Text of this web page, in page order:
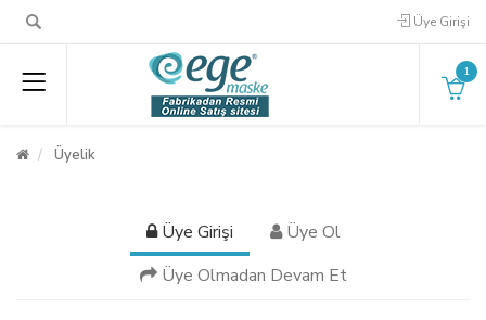
Üye Girişi
1
Üyelik
Üye Girişi
Üye Ol
Üye Olmadan Devam Et